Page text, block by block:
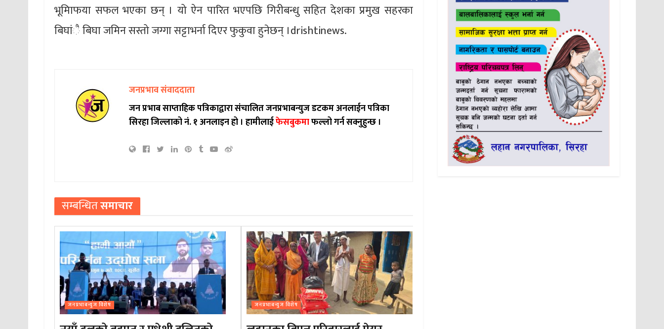
भूमिाफया सफल भएका छन् । यो ऐन पारित भएपछि गिरीबन्धु सहित देशका प्रमुख सहरका
बिघांै बिघा जमिन सस्तो जग्गा सट्टाभर्ना दिएर फुकुवा हुनेछन् ।drishtinews.
जनप्रभाव संवाददाता
जन प्रभाब साप्ताहिक पत्रिकाद्वारा संचालित जनप्रभाबन्युज डटकम अनलाईन पत्रिका
सिरहा जिल्लाको नं. १ अनलाइन हो ।हामीलाईफेसबुकमाफल्लो गर्न सक्नुहुन्छ ।
सम्बन्धितसमाचार
जनप्रभाबन्युज विशेष जनप्रभाबन्युज विशेष